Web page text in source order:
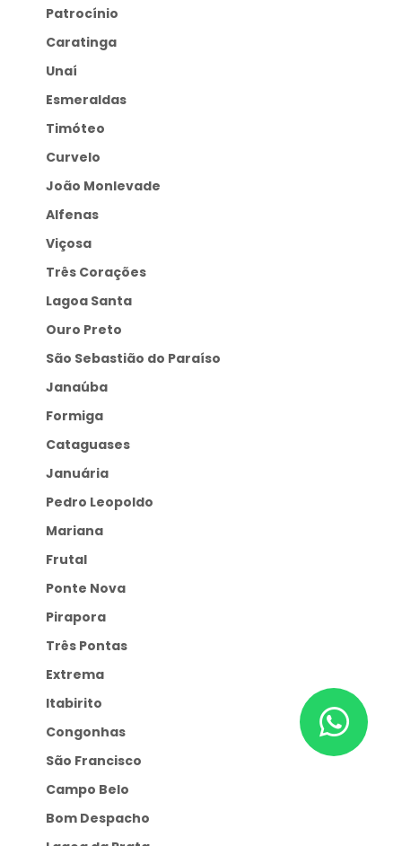
Patrocínio
Caratinga
Unaí
Esmeraldas
Timóteo
Curvelo
João Monlevade
Alfenas
Viçosa
Três Corações
Lagoa Santa
Ouro Preto
São Sebastião do Paraíso
Janaúba
Formiga
Cataguases
Januária
Pedro Leopoldo
Mariana
Frutal
Ponte Nova
Pirapora
Três Pontas
Extrema
Itabirito
Congonhas
São Francisco
Campo Belo
Bom Despacho